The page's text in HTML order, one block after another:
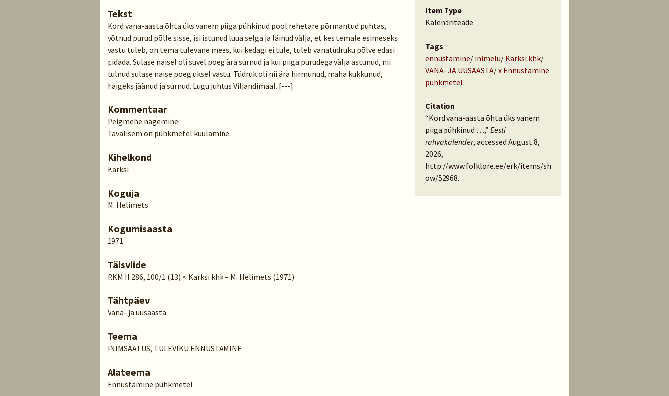
Tekst
Kord vana-aasta õhta üks vanem piiga pühkinud pool rehetare põrmantud puhtas,
võtnud purud põlle sisse, isi istunud luua selga ja läinud välja, et kes temale esimeseks
vastu tuleb, on tema tulevane mees, kui kedagi ei tule, tuleb vanatüdruku põlve edasi
pidada. Sulase naisel oli suvel poeg ära surnud ja kui piiga purudega välja astunud, nii
tulnud sulase naise poeg uksel vastu. Tüdruk oli nii ära hirmunud, maha kukkunud,
haigeks jäänud ja surnud. Lugu juhtus Viljandimaal. [---]
Kommentaar
Peigmehe nägemine.
Tavalisem on pühkmetel kuulamine.
Kihelkond
Karksi
Koguja
M. Helimets
Kogumisaasta
1971
Täisviide
RKM II 286, 100/1 (13) < Karksi khk – M. Helimets (1971)
Tähtpäev
Vana- ja uusaasta
Teema
INIMSAATUS, TULEVIKU ENNUSTAMINE
Alateema
Ennustamine pühkmetel
Item Type
Kalendriteade
Tags
ennustamine/ inimelu/ Karksi khk/
VANA- JA UUSAASTA/x Ennustamine
pühkmetel
Citation
“Kord vana-aasta õhta üks vanem
piiga pühkinud …,”Eesti
rahvakalender, accessed August 8,
2026,
http://www.folklore.ee/erk/items/sh
ow/52968.